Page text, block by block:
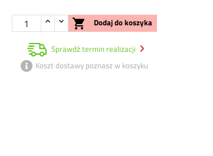
 Dodaj do koszyka
Sprawdź termin realizacji
Koszt dostawy poznasz w koszyku